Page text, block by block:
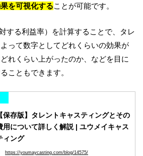
を可視化することが可能です。
する利益率）を計算することで、タレ
って数字としてどれくらいの効果が
れくらい上がったのか、などを目に
こともできます。
【保存版】タレントキャスティングとその
用について詳しく解説 | ユウメイキャス
ィング
https://youmaycasting.com/blog/14575/